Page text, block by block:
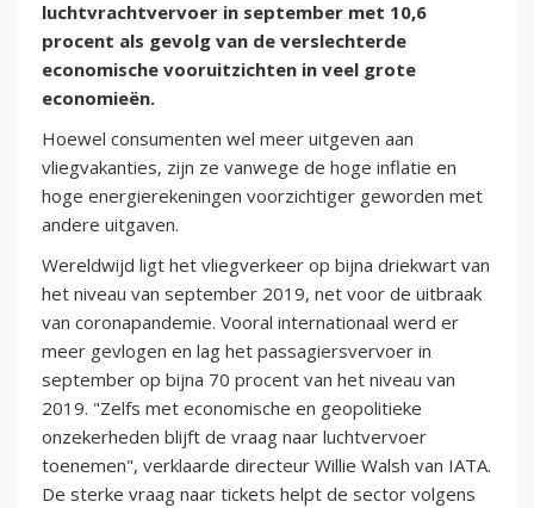
luchtvrachtvervoer in september met 10,6
procent als gevolg van de verslechterde
economische vooruitzichten in veel grote
economieën.
Hoewel consumenten wel meer uitgeven aan
vliegvakanties, zijn ze vanwege de hoge inflatie en
hoge energierekeningen voorzichtiger geworden met
andere uitgaven.
Wereldwijd ligt het vliegverkeer op bijna driekwart van
het niveau van september 2019, net voor de uitbraak
van coronapandemie. Vooral internationaal werd er
meer gevlogen en lag het passagiersvervoer in
september op bijna 70 procent van het niveau van
2019. "Zelfs met economische en geopolitieke
onzekerheden blijft de vraag naar luchtvervoer
toenemen", verklaarde directeur Willie Walsh van IATA.
De sterke vraag naar tickets helpt de sector volgens